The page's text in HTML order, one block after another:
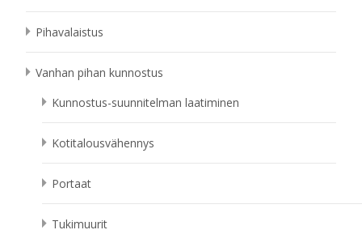
Pihavalaistus
Vanhan pihan kunnostus
Kunnostus-suunnitelman laatiminen
Kotitalousvähennys
Portaat
Tukimuurit